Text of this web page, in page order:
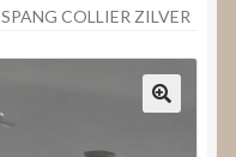
SPANG COLLIER ZILVER